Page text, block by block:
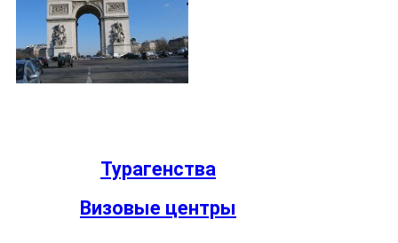
Турагенства
Визовые центры